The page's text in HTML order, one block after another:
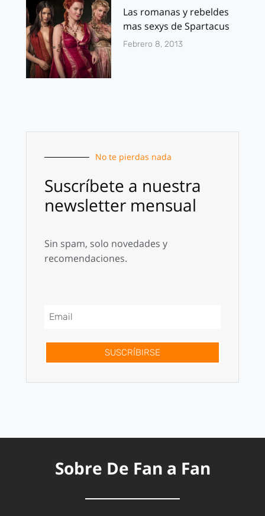
Las romanas y rebeldes
mas sexys de Spartacus
Febrero 8, 2013
No te pierdas nada
Suscríbete a nuestra
newsletter mensual
Sin spam, solo novedades y
recomendaciones.
SUSCRÍBIRSE
Sobre De Fan a Fan